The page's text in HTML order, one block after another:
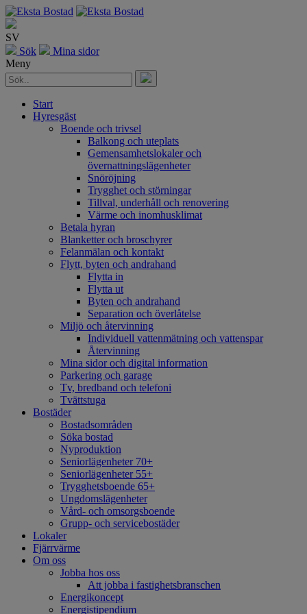
SV
Sök
Mina sidor
Meny
Start
Hyresgäst
Boende och trivsel
Balkong och uteplats
Gemensamhetslokaler och
övernattningslägenheter
Snöröjning
Trygghet och störningar
Tillval, underhåll och renovering
Värme och inomhusklimat
Betala hyran
Blanketter och broschyrer
Felanmälan och kontakt
Flytt, byten och andrahand
Flytta in
Flytta ut
Byten och andrahand
Separation och överlåtelse
Miljö och återvinning
Individuell vattenmätning och vattenspar
Återvinning
Mina sidor och digital information
Parkering och garage
Tv, bredband och telefoni
Tvättstuga
Bostäder
Bostadsområden
Söka bostad
Nyproduktion
Seniorlägenheter 70+
Seniorlägenheter 55+
Trygghetsboende 65+
Ungdomslägenheter
Vård- och omsorgsboende
Grupp- och servicebostäder
Lokaler
Fjärrvärme
Om oss
Jobba hos oss
Att jobba i fastighetsbranschen
Energikoncept
Energistipendium